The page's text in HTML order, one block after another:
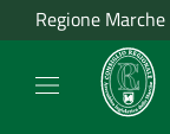
Regione Marche